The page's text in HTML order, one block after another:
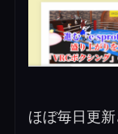
ほぼ毎日更